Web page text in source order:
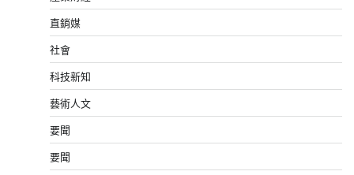
直銷媒
社會
科技新知
藝術人文
要聞
要聞